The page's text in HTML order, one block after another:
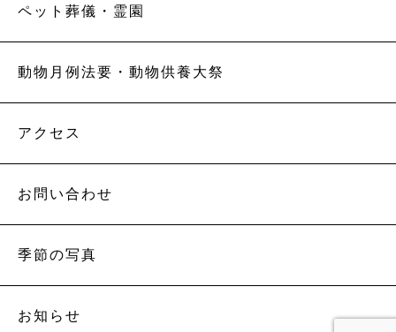
ペット葬儀・霊園
動物月例法要・動物供養大祭
アクセス
お問い合わせ
季節の写真
お知らせ